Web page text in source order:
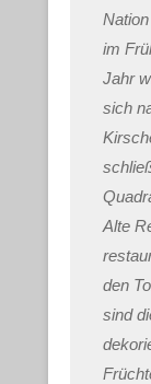
im
Jahr
sich
Alte
den
sind